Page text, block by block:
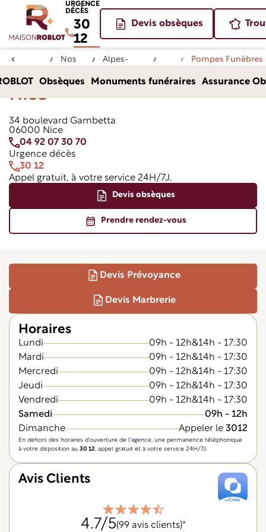
URGENCE
DÉCÈS
30
12
Devis obsèques
Obsèques Monuments funéraires Assurance
Nos
Alpes-
Pompes Funèbres
Pompes Funèbres Roblot
Nice
34 boulevard Gambetta
06000 Nice
04 92 07 30 70
Urgence décès
30 12
Appel gratuit, à votre service 24H/7J.
Devis obsèques
Prendre rendez-vous
Devis Prévoyance
Devis Marbrerie
Horaires
Lundi 09h - 12h&14h - 17:30
Mardi
09h - 12h&14h - 17:30
Mercredi
09h - 12h&14h - 17:30
Jeudi
09h - 12h&14h - 17:30
Vendredi
09h - 12h&14h - 17:30
Samedi
09h - 12h
Dimanche
Appeler le 3012
En dehors des horaires d'ouverture de l'agence, une permanence téléphonique
à votre disposition au 30 12, appel gratuit et à votre service 24H/7J.
Avis Clients
4.7/5(99 avis clients)*